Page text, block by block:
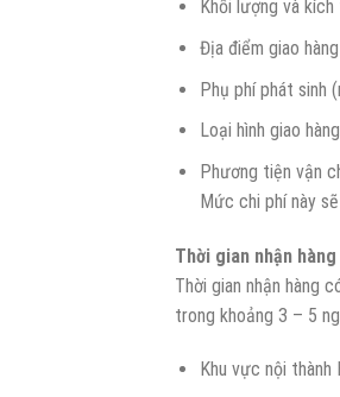
Khối lượng và
Địa điểm giao hàng
Phụ phí phát sinh
Loại hình giao
Phương tiện vận
Mức chi phí này
Thời gian nhận hàng
Thời gian nhận hàng
trong khoảng 3 – 5
Khu vực nội